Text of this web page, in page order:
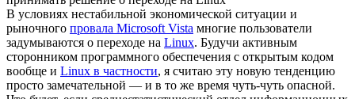
В условиях нестабильной экономической ситуации и
рыночного провала Microsoft Vista многие пользователи
задумываются о переходе на Linux. Будучи активным
сторонником программного обеспечения с открытым кодом
вообще и Linux в частности, я считаю эту новую тенденцию
просто замечательной — и в то же время чуть-чуть опасной.